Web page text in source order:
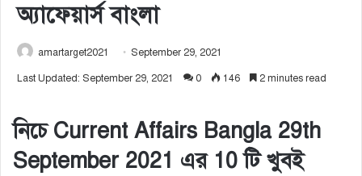
অ্যাফেয়ার্স বাংলা
amartarget2021 September 29, 2021
Last Updated: September 29, 2021 0 146 2 minutes read
নিচে Current Affairs Bangla 29th
September 2021 এর 10 টি খুবই